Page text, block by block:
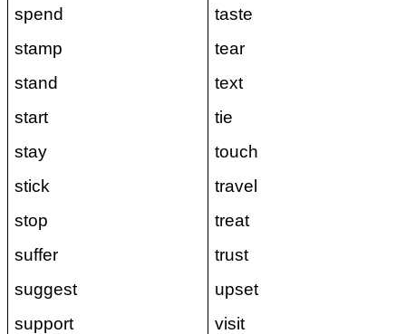
spend
stamp
stand
start
stay
stick
stop
suffer
suggest
support
taste
tear
text
tie
touch
travel
treat
trust
upset
visit